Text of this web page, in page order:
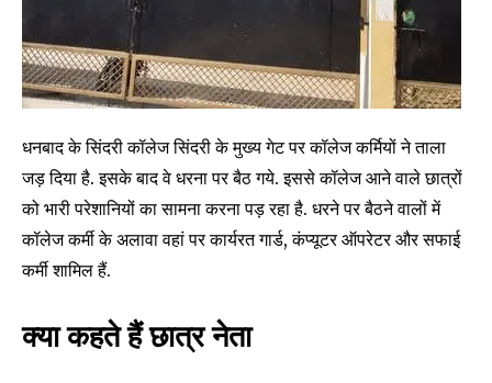
धनबाद के सिंदरी कॉलेज सिंदरी के मुख्य गेट पर कॉलेज कर्मियों ने ताला
जड़ दिया है. इसके बाद वे धरना पर बैठ गये. इससे कॉलेज आने वाले छात्रों
को भारी परेशानियों का सामना करना पड़ रहा है. धरने पर बैठने वालों में
कॉलेज कर्मी के अलावा वहां पर कार्यरत गार्ड, कंप्यूटर ऑपरेटर और सफाई
कर्मी शामिल हैं.
क्या कहते हैं छात्र नेता